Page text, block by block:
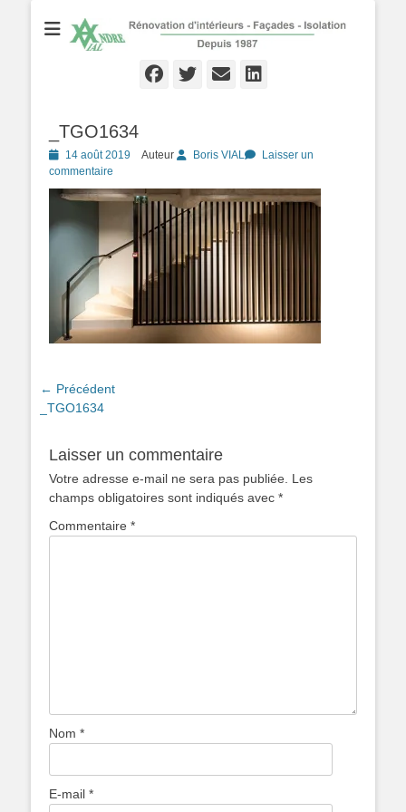
André VIAL
Rénovation d'Intérieurs - Façades - Isolation - Local depuis 1987
Facebook
Twitter
Email
_TGO1634
Posté
le
14 août 2019 Auteur Boris VIAL
Laisser un
commentaire
Navigation
de
← Précédent
Article
_TGO1634
Laisser un commentaire
Votre adresse e-mail ne sera pas publiée. Les
champs obligatoires sont indiqués avec *
Commentaire *
Nom *
E-mail *